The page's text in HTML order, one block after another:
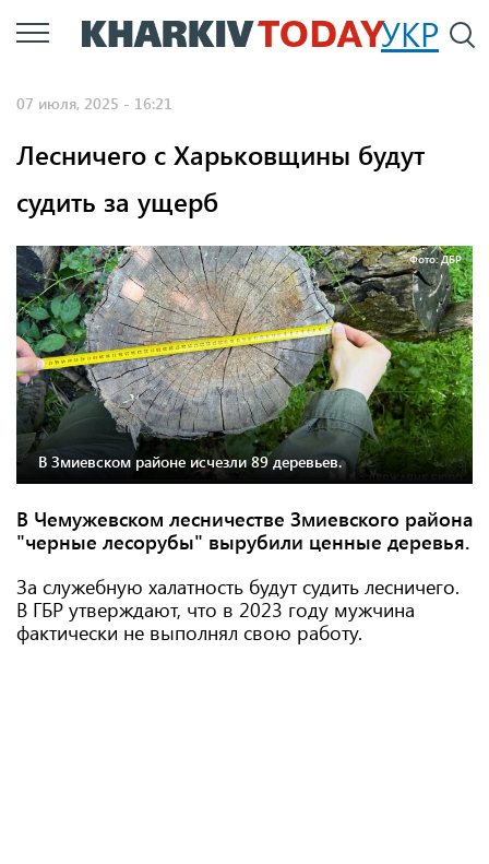
Перейти
к
УКР
07 июля, 2025 - 16:21
Лесничего с Харьковщины будут
судить за ущерб
Фото: ДБР
В Змиевском районе исчезли 89 деревьев.
В Чемужевском лесничестве Змиевского района
"черные лесорубы" вырубили ценные деревья.
За служебную халатность будут судить лесничего.
В ГБР утверждают, что в 2023 году мужчина
фактически не выполнял свою работу.